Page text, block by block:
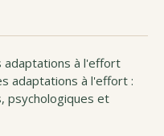
adaptations à l'effort
adaptations à l'effort :
psychologiques et